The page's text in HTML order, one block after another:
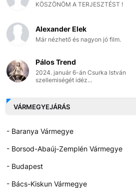
KÖSZÖNÖM A TERJESZTÉST !
Alexander Elek
Már nézhető és nagyon jó film.
Pálos Trend
2024. január 6-án Csurka István
szellemiségét idéz...
VÁRMEGYEJÁRÁS
- Baranya Vármegye
- Borsod-Abaúj-Zemplén Vármegye
- Budapest
- Bács-Kiskun Vármegye